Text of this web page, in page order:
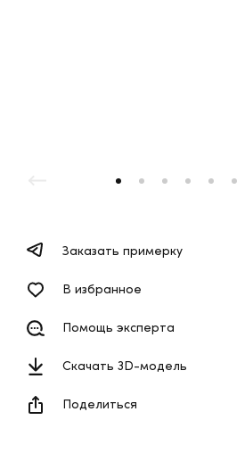
Заказать примерку
В избранное
Помощь эксперта
Скачать 3D-модель
Поделиться